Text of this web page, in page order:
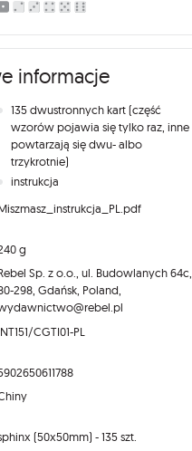
informacje
135 dwustronnych kart (część
wzorów pojawia się tylko raz, inne
powtarzają się dwu- albo
trzykrotnie)
instrukcja
g
Sp. z o.o., ul. Budowlanych 64c,
298, Gdańsk, Poland,
CGTI01-PL
(50x50mm) - 135 szt.